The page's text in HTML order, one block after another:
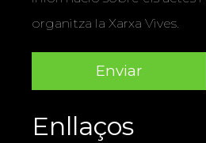
organitza la Xarxa Vives.
Enllaços